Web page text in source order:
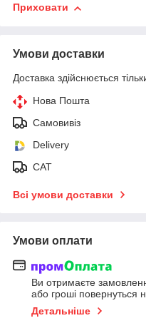
Приховати
Умови доставки
Доставка здійснюється
Нова Пошта
Самовивіз
Delivery
САТ
Всі умови доставки
Умови оплати
Ви отримаєте
або гроші повернуться
Детальніше